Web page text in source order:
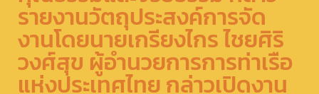
รายงานวัตถุประสงค์การจัด
งานโดยนายเกรียงไกร ไชยศิริ
วงศ์สุข ผู้อำนวยการการท่าเรือ
แห่งประเทศไทย กล่าวเปิดงาน